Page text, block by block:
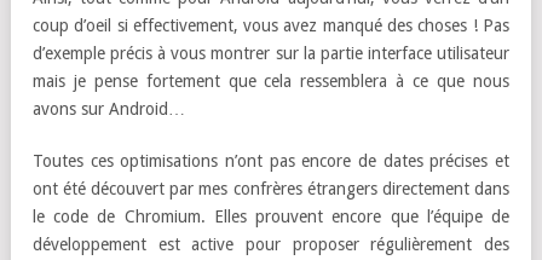
coup d’oeil si effectivement, vous avez manqué des choses ! Pas
d’exemple précis à vous montrer sur la partie interface utilisateur
mais je pense fortement que cela ressemblera à ce que nous
avons sur Android…
Toutes ces optimisations n’ont pas encore de dates précises et
ont été découvert par mes confrères étrangers directement dans
le code de Chromium. Elles prouvent encore que l’équipe de
développement est active pour proposer régulièrement des